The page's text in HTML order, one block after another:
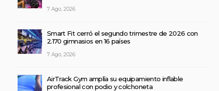
7 Ago, 2026
Smart Fit cerró el segundo trimestre de 2026 con
2.170 gimnasios en 16 países
7 Ago, 2026
AirTrack Gym amplía su equipamiento inflable
profesional con podio y colchoneta